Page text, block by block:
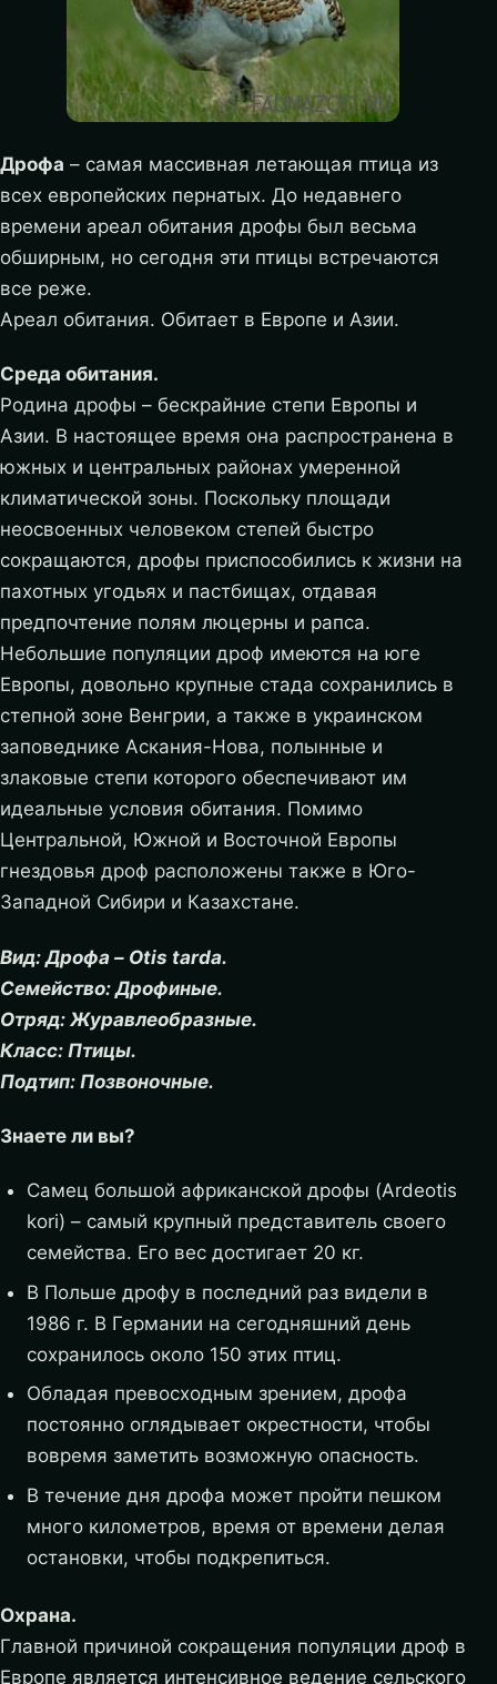
Дрофа – самая массивная летающая птица из
всех европейских пернатых. До недавнего
времени ареал обитания дрофы был весьма
обширным, но сегодня эти птицы встречаются
все реже.
Ареал обитания. Обитает в Европе и Азии.
Среда обитания.
Родина дрофы – бескрайние степи Европы и
Азии. В настоящее время она распространена в
южных и центральных районах умеренной
климатической зоны. Поскольку площади
неосвоенных человеком степей быстро
сокращаются, дрофы приспособились к жизни на
пахотных угодьях и пастбищах, отдавая
предпочтение полям люцерны и рапса.
Небольшие популяции дроф имеются на юге
Европы, довольно крупные стада сохранились в
степной зоне Венгрии, а также в украинском
заповеднике Аскания-Нова, полынные и
злаковые степи которого обеспечивают им
идеальные условия обитания. Помимо
Центральной, Южной и Восточной Европы
гнездовья дроф расположены также в Юго-
Западной Сибири и Казахстане.
Вид: Дрофа – Otis tarda.
Семейство: Дрофиные.
Отряд: Журавлеобразные.
Класс: Птицы.
Подтип: Позвоночные.
Знаете ли вы?
Самец большой африканской дрофы (Ardeotis
kori) – самый крупный представитель своего
семейства. Его вес достигает 20 кг.
В Польше дрофу в последний раз видели в
1986 г. В Германии на сегодняшний день
сохранилось около 150 этих птиц.
Обладая превосходным зрением, дрофа
постоянно оглядывает окрестности, чтобы
вовремя заметить возможную опасность.
В течение дня дрофа может пройти пешком
много километров, время от времени делая
остановки, чтобы подкрепиться.
Охрана.
Главной причиной сокращения популяции дроф в
Европе является интенсивное ведение сельского